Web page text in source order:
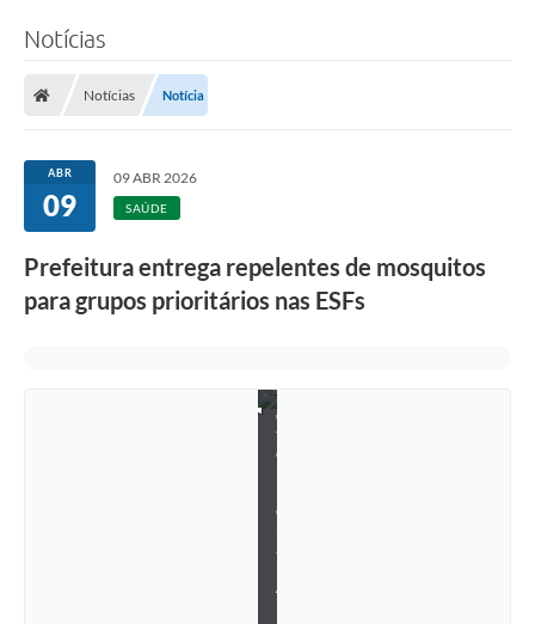
Notícias
Notícias Notícia
ABR
09
09 ABR 2026
SAÚDE
Prefeitura entrega repelentes de mosquitos
para grupos prioritários nas ESFs
F
o
t
o
e
a
A